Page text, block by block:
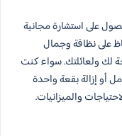
على استشارة مجانية
على نظافة وجمال
لك ولعائلتك. سواء كنت
أو إزالة بقعة واحدة
والميزانيات.